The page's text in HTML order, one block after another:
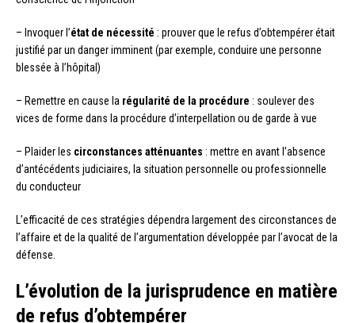
– Invoquer l’état de nécessité : prouver que le refus d’obtempérer était
justifié par un danger imminent (par exemple, conduire une personne
blessée à l’hôpital)
– Remettre en cause la régularité de la procédure : soulever des
vices de forme dans la procédure d’interpellation ou de garde à vue
– Plaider les circonstances atténuantes : mettre en avant l’absence
d’antécédents judiciaires, la situation personnelle ou professionnelle
du conducteur
L’efficacité de ces stratégies dépendra largement des circonstances de
l’affaire et de la qualité de l’argumentation développée par l’avocat de la
défense.
L’évolution de la jurisprudence en matière
de refus d’obtempérer